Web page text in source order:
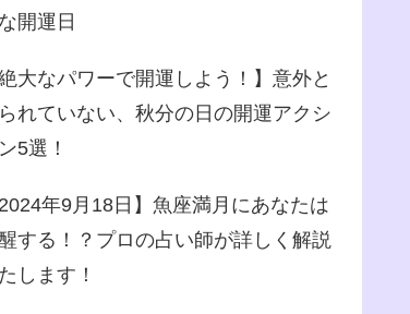
開運日
絶大なパワーで開運しよう！】意外と
れていない、秋分の日の開運アクシ
5選！
2024年9月18日】魚座満月にあなたは
する！？プロの占い師が詳しく解説
します！